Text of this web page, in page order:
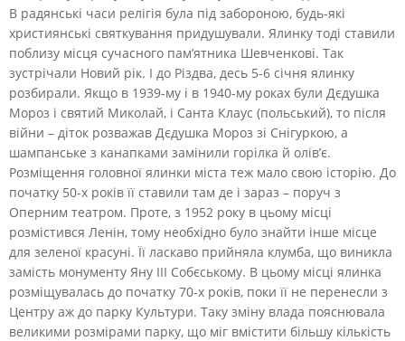
В радянські часи релігія була під забороною, будь-які
християнські святкування придушували. Ялинку тоді ставили
поблизу місця сучасного пам’ятника Шевченкові. Так
зустрічали Новий рік. І до Різдва, десь 5-6 січня ялинку
розбирали. Якщо в 1939-му і в 1940-му роках були Дєдушка
Мороз і святий Миколай, і Санта Клаус (польський), то після
війни – діток розважав Дєдушка Мороз зі Снігуркою, а
шампанське з канапками замінили горілка й олів’є.
Розміщення головної ялинки міста теж мало свою історію. До
початку 50-х років її ставили там де і зараз – поруч з
Оперним театром. Проте, з 1952 року в цьому місці
розмістився Ленін, тому необхідно було знайти інше місце
для зеленої красуні. Її ласкаво прийняла клумба, що виникла
замість монументу Яну III Собєському. В цьому місці ялинка
розміщувалась до початку 70-х років, поки її не перенесли з
Центру аж до парку Культури. Таку зміну влада пояснювала
великими розмірами парку, що міг вмістити більшу кількість